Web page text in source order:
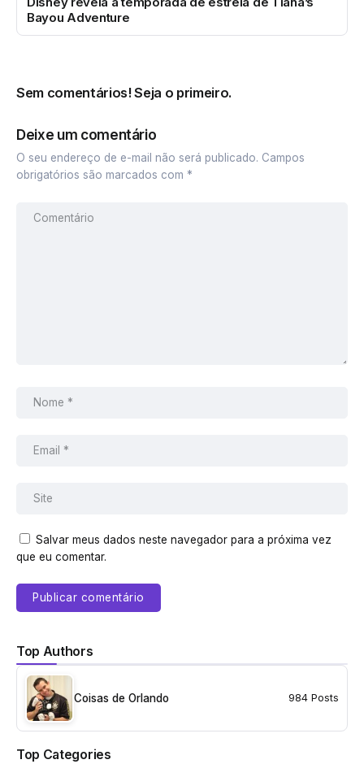
Bayou Adventure
Sem comentários! Seja o primeiro.
Deixe um comentário
O seu endereço de e-mail não será publicado. Campos
obrigatórios são marcados com *
Salvar meus dados neste navegador para a próxima vez
que eu comentar.
Top Authors
Coisas de Orlando 984 Posts
Top Categories